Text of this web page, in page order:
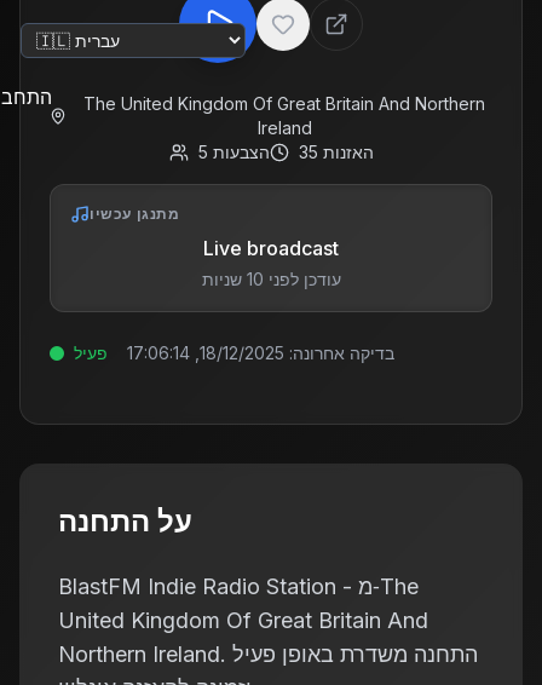
שנה שפה
The United Kingdom Of Great Britain And Northern
Ireland
5 הצבעות 35 האזנות
מתנגן עכשיו
Live broadcast
עודכן לפני 10 שניות
פעיל בדיקה אחרונה: 18/12/2025, 17:06:14
על התחנה
BlastFM Indie Radio Station - מ‑The
United Kingdom Of Great Britain And
Northern Ireland. התחנה משדרת באופן פעיל